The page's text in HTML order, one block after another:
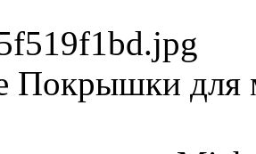
Покрышки для